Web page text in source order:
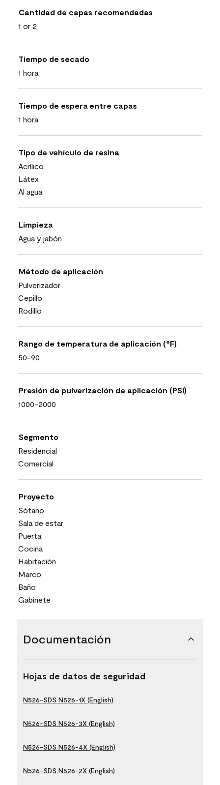
Cantidad de capas recomendadas
1 or 2
Tiempo de secado
1 hora
Tiempo de espera entre capas
1 hora
Tipo de vehículo de resina
Acrílico
Látex
Al agua
Limpieza
Agua y jabón
Método de aplicación
Pulverizador
Cepillo
Rodillo
Rango de temperatura de aplicación (°F)
50-90
Presión de pulverización de aplicación (PSI)
1000-2000
Segmento
Residencial
Comercial
Proyecto
Sótano
Sala de estar
Puerta
Cocina
Habitación
Marco
Baño
Gabinete
Documentación
Hojas de datos de seguridad
N526-SDS N526-1X (English)
N526-SDS N526-3X (English)
N526-SDS N526-4X (English)
N526-SDS N526-2X (English)